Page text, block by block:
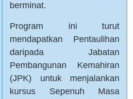
berminat.
Program ini turut
mendapatkan Pentaulihan
daripada Jabatan
Pembangunan Kemahiran
(JPK) untuk menjalankan
kursus Sepenuh Masa